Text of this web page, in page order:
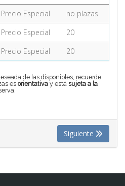
MÁS
Precio Especial
no plazas
Precio Especial
20
Precio Especial 20
de las disponibles, recuerde
es orientativa y está sujeta a la
Siguiente